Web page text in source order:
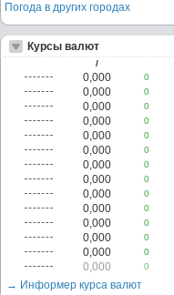
Погода в других городах
Курсы валют
/
0,000 0
0,000
0
0,000
0
0,000
0
0,000
0
0,000
0
0,000
0
0,000
0
0,000
0
0,000
0
0,000
0
0,000
0
0,000
0
0,000
0
→ Информер курса валют